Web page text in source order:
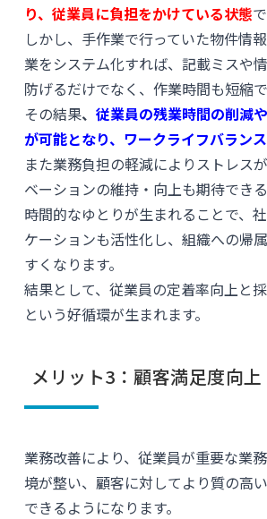
り、従業員に負担をかけている状態
しかし、手作業で行っていた物件情
業をシステム化すれば、記載ミスや
防げるだけでなく、作業時間も短縮で
その結果、 従業員の残業時間の削減
が可能となり、ワークライフバラン
また業務負担の軽減によりストレス
ベーションの維持・向上も期待できる
時間的なゆとりが生まれることで、
ケーションも活性化し、組織への帰
すくなります。
結果として、従業員の定着率向上と
という好循環が生まれます。
メリット3：顧客満足度向上
業務改善により、従業員が重要な業
境が整い、顧客に対してより質の高
できるようになります。